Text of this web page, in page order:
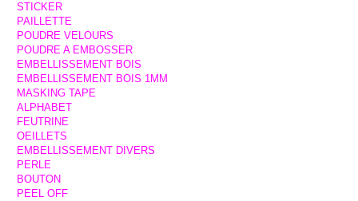
STICKER
PAILLETTE
POUDRE VELOURS
POUDRE A EMBOSSER
EMBELLISSEMENT BOIS
EMBELLISSEMENT BOIS 1MM
MASKING TAPE
ALPHABET
FEUTRINE
OEILLETS
EMBELLISSEMENT DIVERS
PERLE
BOUTON
PEEL OFF